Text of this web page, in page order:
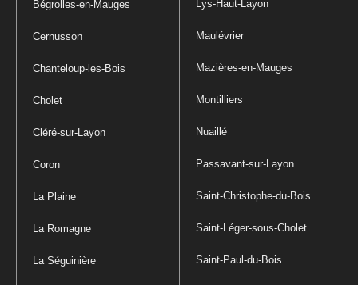
Bégrolles-en-Mauges
Cernusson
Chanteloup-les-Bois
Cholet
Cléré-sur-Layon
Coron
La Plaine
La Romagne
La Séguinière
Lys-Haut-Layon
Maulévrier
Mazières-en-Mauges
Montilliers
Nuaillé
Passavant-sur-Layon
Saint-Christophe-du-Bois
Saint-Léger-sous-Cholet
Saint-Paul-du-Bois